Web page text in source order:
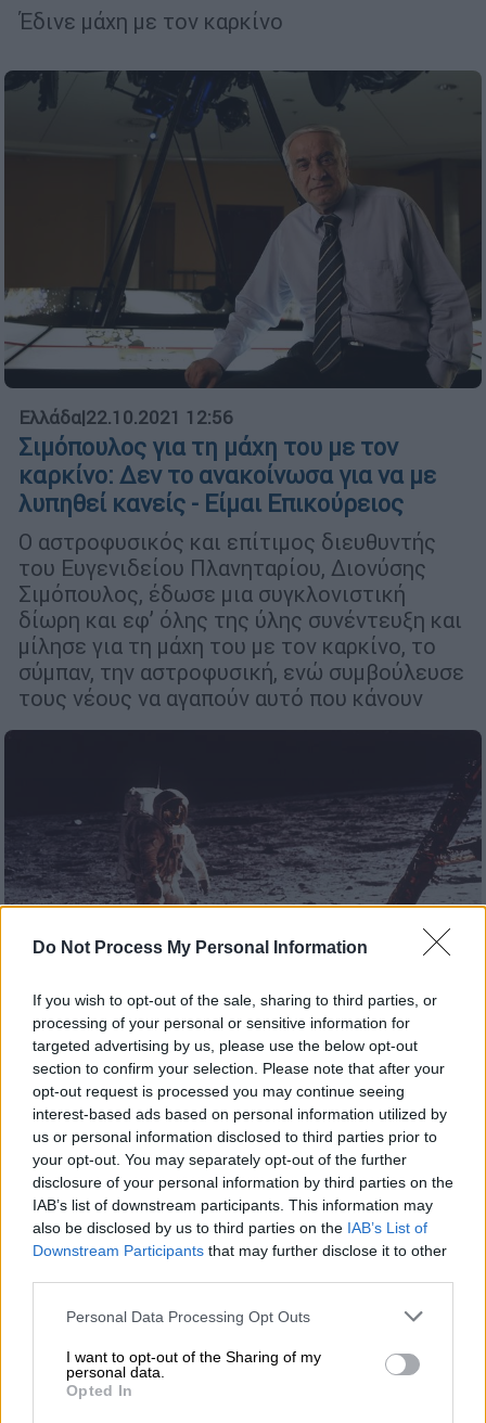
Do Not Process My Personal Information
If you wish to opt-out of the sale, sharing to third parties, or
processing of your personal or sensitive information for
targeted advertising by us, please use the below opt-out
section to confirm your selection. Please note that after your
opt-out request is processed you may continue seeing
interest-based ads based on personal information utilized by
us or personal information disclosed to third parties prior to
your opt-out. You may separately opt-out of the further
disclosure of your personal information by third parties on the
IAB’s list of downstream participants. This information may
also be disclosed by us to third parties on the IAB’s List of
Downstream Participants that may further disclose it to other
Please note that this website/app uses one or more Google
not limited to your visit or usage behaviour. You may click to
grant or deny consent to Google and its third-party tags to
use your data for below specified purposes in below Google
Personal Data Processing Opt Outs
I want to opt-out of the Sharing of my
personal data.
Opted In
Έδινε μάχη με τον καρκίνο
Ελλάδα|22.10.2021 12:56
Σιμόπουλος για τη μάχη του με τον
καρκίνο: Δεν το ανακοίνωσα για να με
λυπηθεί κανείς - Είμαι Επικούρειος
Ο αστροφυσικός και επίτιμος διευθυντής
του Ευγενιδείου Πλανηταρίου, Διονύσης
Σιμόπουλος, έδωσε μια συγκλονιστική
δίωρη και εφ’ όλης της ύλης συνέντευξη και
μίλησε για τη μάχη του με τον καρκίνο, το
σύμπαν, την αστροφυσική, ενώ συμβούλευσε
τους νέους να αγαπούν αυτό που κάνουν
All About History 08.09.2020 17:16
Άγνωστες πτυχές της πρώτης
προσελήνωσης: Ένα άλμα για την
ανθρωπότητα
Toν Ιούλιο του 1969 o διεθνούς φήμης
αστροφυσικός Διονύσης Π. Σιμόπουλος
ήταν ο μόνος έλληνας με διαπίστευση, στο
κέντρο ελέγχου της πρώτης επιτυχημένης
προσσελήνωσης στις εγκαταστάσεις της
ΝASA